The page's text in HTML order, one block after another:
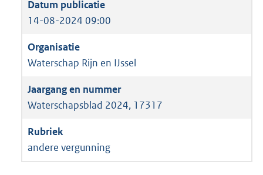
14-08-2024 09:00
Waterschap Rijn en IJssel
Waterschapsblad 2024, 17317
andere vergunning